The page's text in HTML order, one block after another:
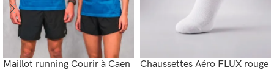
Maillot running Courir à Caen Chaussettes Aéro FLUX rouge